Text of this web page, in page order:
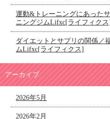
運動&トレーニングにあった
ニングジムLifxc[ライフィクス]
ダイエットとサプリの関係／
ムLifxc[ライフィクス]
アーカイブ
2026年5月
2026年2月